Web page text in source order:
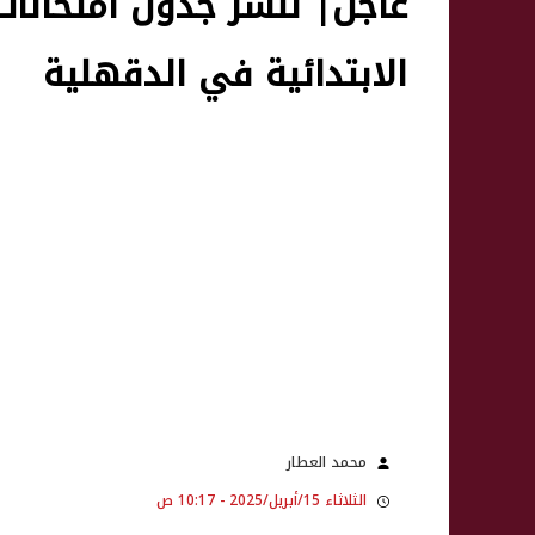
الابتدائية في الدقهلية
محمد العطار
الثلاثاء 15/أبريل/2025 - 10:17 ص